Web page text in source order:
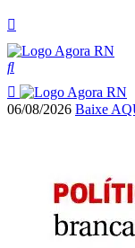
06/08/2026 Baixe